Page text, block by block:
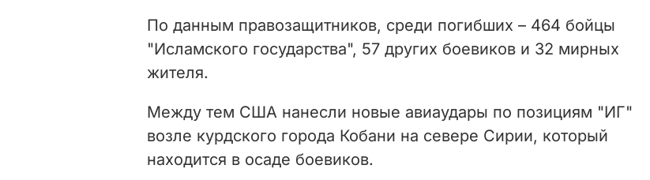
i
e
o
По данным правозащитников, среди погибших – 464 бойцы
"Исламского государства", 57 других боевиков и 32 мирных
жителя.
Между тем США нанесли новые авиаудары по позициям "ИГ"
возле курдского города Кобани на севере Сирии, который
находится в осаде боевиков.